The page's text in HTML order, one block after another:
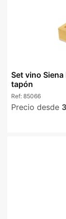
Set vino
tapón
Ref: 85066
Precio desde